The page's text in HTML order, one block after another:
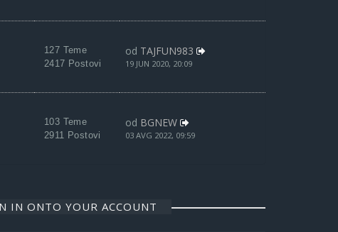
127 Teme
2417 Postovi
od TAJFUN983
19 JUN 2020, 20:09
103 Teme
2911 Postovi
od BGNEW
03 AVG 2022, 09:59
IN ONTO YOUR ACCOUNT